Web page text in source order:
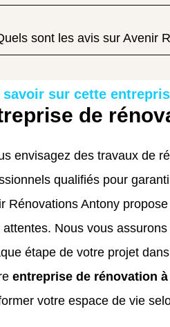
sont les avis sur Avenir
savoir sur cette
de
envisagez des travaux de
qualifiés pour
Rénovations Antony
attentes. Nous vous
étape de votre projet
entreprise de rénovation
votre espace de vie